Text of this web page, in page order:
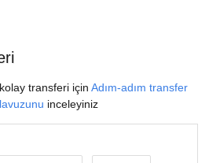
kolay transferi için Adım-adım transfer
inceleyiniz